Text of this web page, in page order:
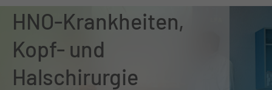
HNO-Krankheiten,
Kopf- und
Halschirurgie